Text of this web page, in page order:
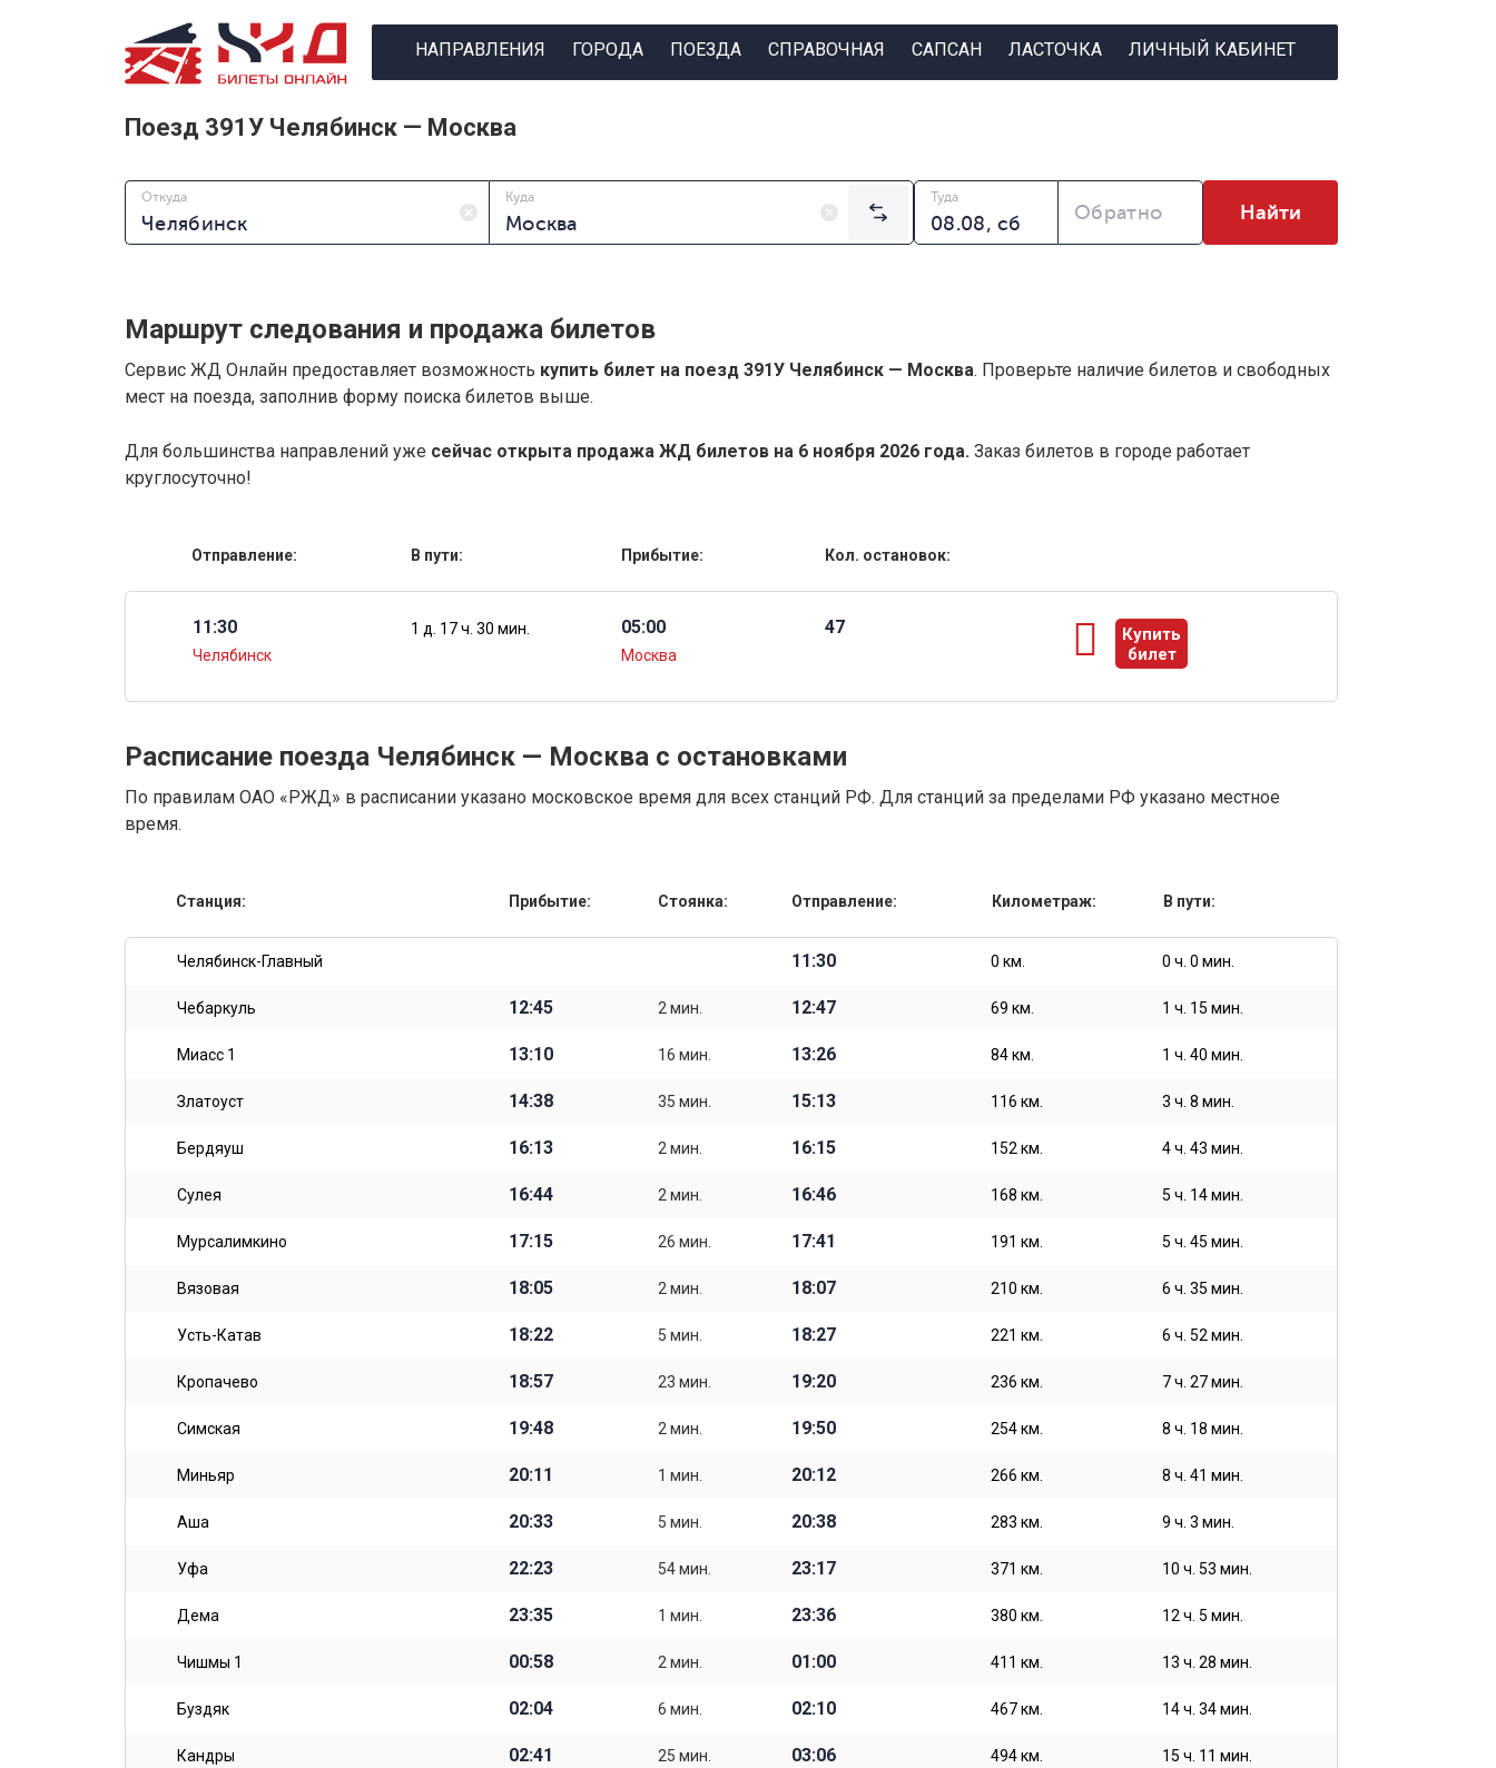
НАПРАВЛЕНИЯ ГОРОДА ПОЕЗДА СПРАВОЧНАЯ САПСАН ЛАСТОЧКА ЛИЧНЫЙ КАБИНЕТ
Поезд 391У Челябинск — Москва
Откуда Куда Туда
Обратно Найти
Маршрут следования и продажа билетов
Сервис ЖД Онлайн предоставляет возможность купить билет на поезд 391У Челябинск — Москва. Проверьте наличие билетов и свободных
мест на поезда, заполнив форму поиска билетов выше.
Для большинства направлений уже сейчас открыта продажа ЖД билетов на 6 ноября 2026 года. Заказ билетов в городе работает
круглосуточно!
Отправление: В пути: Прибытие: Кол. остановок:
11:30
Челябинск
1 д. 17 ч. 30 мин. 05:00
Москва
47
Купить
билет
ы
Расписание поезда Челябинск — Москва с остановками
По правилам ОАО «РЖД» в расписании указано московское время для всех станций РФ. Для станций за пределами РФ указано местное
время.
Станция: Прибытие: Стоянка: Отправление: Километраж: В пути:
Челябинск-Главный 11:30 0 км. 0 ч. 0 мин.
Чебаркуль 12:45 2 мин. 12:47 69 км. 1 ч. 15 мин.
Миасс 1 13:10 16 мин. 13:26 84 км. 1 ч. 40 мин.
Златоуст 14:38 35 мин. 15:13 116 км. 3 ч. 8 мин.
Бердяуш 16:13 2 мин. 16:15 152 км. 4 ч. 43 мин.
Сулея 16:44 2 мин. 16:46 168 км. 5 ч. 14 мин.
Мурсалимкино 17:15 26 мин. 17:41 191 км. 5 ч. 45 мин.
Вязовая 18:05 2 мин. 18:07 210 км. 6 ч. 35 мин.
Усть-Катав 18:22 5 мин. 18:27 221 км. 6 ч. 52 мин.
Кропачево 18:57 23 мин. 19:20 236 км. 7 ч. 27 мин.
Симская 19:48 2 мин. 19:50 254 км. 8 ч. 18 мин.
Миньяр 20:11 1 мин. 20:12 266 км. 8 ч. 41 мин.
Аша 20:33 5 мин. 20:38 283 км. 9 ч. 3 мин.
Уфа 22:23 54 мин. 23:17 371 км. 10 ч. 53 мин.
Дема 23:35 1 мин. 23:36 380 км. 12 ч. 5 мин.
Чишмы 1 00:58 2 мин. 01:00 411 км. 13 ч. 28 мин.
Буздяк 02:04 6 мин. 02:10 467 км. 14 ч. 34 мин.
Кандры 02:41 25 мин. 03:06 494 км. 15 ч. 11 мин.